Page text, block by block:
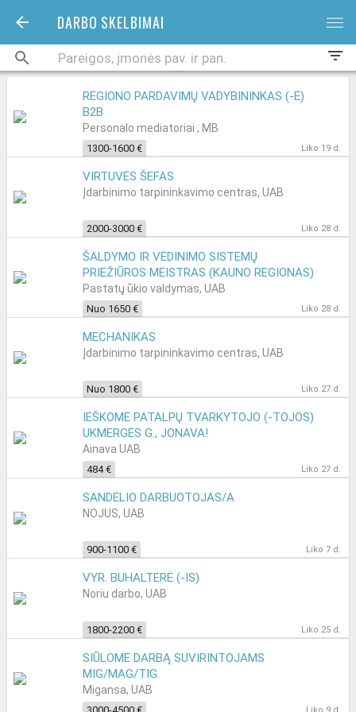
DARBO SKELBIMAI bars
filter_list
REGIONO PARDAVIMŲ VADYBININKAS (-Ė)
B2B
Personalo mediatoriai , MB
1300-1600 € Liko 19 d.
VIRTUVĖS ŠEFAS
Įdarbinimo tarpininkavimo centras, UAB
2000-3000 € Liko 28 d.
ŠALDYMO IR VĖDINIMO SISTEMŲ
PRIEŽIŪROS MEISTRAS (KAUNO REGIONAS)
Pastatų ūkio valdymas, UAB
Nuo 1650 € Liko 28 d.
MECHANIKAS
Įdarbinimo tarpininkavimo centras, UAB
Nuo 1800 € Liko 27 d.
IEŠKOME PATALPŲ TVARKYTOJO (-TOJOS)
UKMERGĖS G., JONAVA!
Ainava UAB
484 € Liko 27 d.
SANDĖLIO DARBUOTOJAS/A
NOJUS, UAB
900-1100 € Liko 7 d.
VYR. BUHALTERĖ (-IS)
Noriu darbo, UAB
1800-2200 € Liko 25 d.
SIŪLOME DARBĄ SUVIRINTOJAMS
MIG/MAG/TIG.
Migansa, UAB